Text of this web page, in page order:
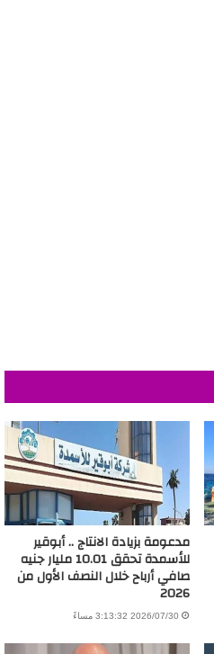
مدعومة بزيادة الانتاج .. أبوقير
للأسمدة تحقق 10.01 مليار جنيه
صافي أرباح خلال النصف الأول من
2026
2026/07/30 3:13:32 مساءً